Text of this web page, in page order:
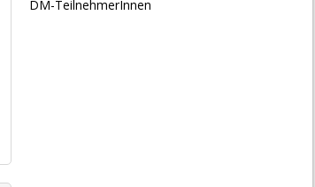
DM-TeilnehmerInnen